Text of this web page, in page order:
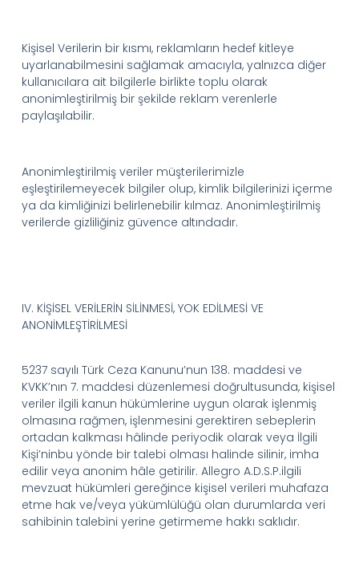
Kişisel Verilerin bir kısmı, reklamların hedef kitleye
uyarlanabilmesini sağlamak amacıyla, yalnızca diğer
kullanıcılara ait bilgilerle birlikte toplu olarak
anonimleştirilmiş bir şekilde reklam verenlerle
paylaşılabilir.
Anonimleştirilmiş veriler müşterilerimizle
eşleştirilemeyecek bilgiler olup, kimlik bilgilerinizi içerme
ya da kimliğinizi belirlenebilir kılmaz. Anonimleştirilmiş
verilerde gizliliğiniz güvence altındadır.
IV. KİŞİSEL VERİLERİN SİLİNMESİ, YOK EDİLMESİ VE
ANONİMLEŞTİRİLMESİ
5237 sayılı Türk Ceza Kanunu’nun 138. maddesi ve
KVKK’nın 7. maddesi düzenlemesi doğrultusunda, kişisel
veriler ilgili kanun hükümlerine uygun olarak işlenmiş
olmasına rağmen, işlenmesini gerektiren sebeplerin
ortadan kalkması hâlinde periyodik olarak veya İlgili
Kişi’ninbu yönde bir talebi olması halinde silinir, imha
edilir veya anonim hâle getirilir. Allegro A.D.S.P.ilgili
mevzuat hükümleri gereğince kişisel verileri muhafaza
etme hak ve/veya yükümlülüğü olan durumlarda veri
sahibinin talebini yerine getirmeme hakkı saklıdır.